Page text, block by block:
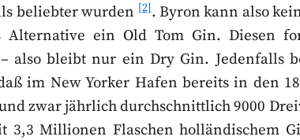
beliebter wurden[2]. Byron kann also
Alternative ein Old Tom Gin. Diesen
also bleibt nur ein Dry Gin. Jedenfalls
im New Yorker Hafen bereits in den
zwar jährlich durchschnittlich 9000
3,3 Millionen Flaschen holländischem